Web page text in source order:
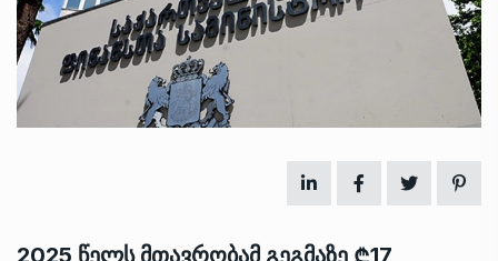
2025 წელს მთავრობამ გეგმაზე ₾17